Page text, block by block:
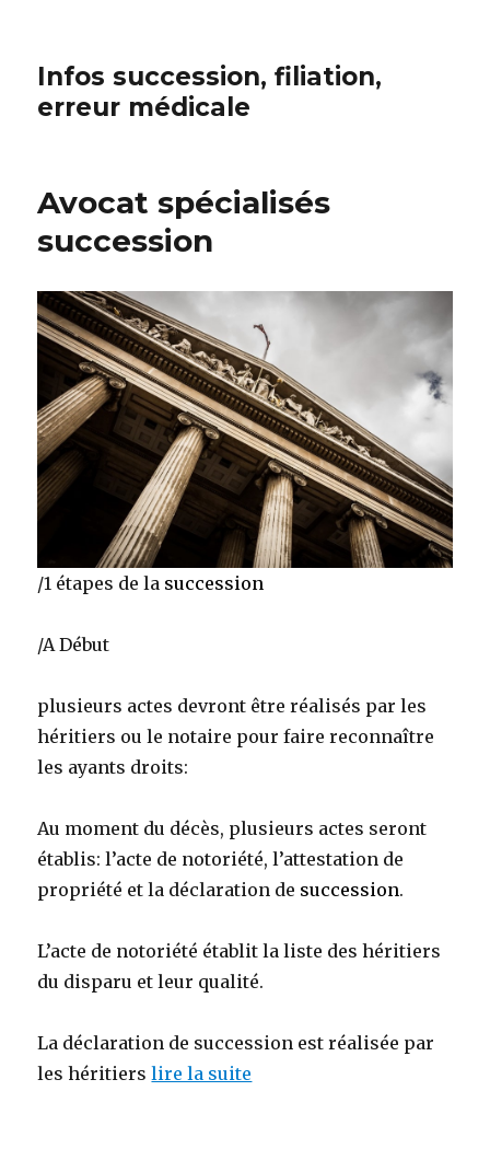
Infos succession, filiation,
erreur médicale
Avocat spécialisés
succession
/1 étapes de la succession
/A Début
plusieurs actes devront être réalisés par les
héritiers ou le notaire pour faire reconnaître
les ayants droits:
Au moment du décès, plusieurs actes seront
établis: l’acte de notoriété, l’attestation de
propriété et la déclaration de succession.
L’acte de notoriété établit la liste des héritiers
du disparu et leur qualité.
La déclaration de succession est réalisée par
les héritierslire la suite